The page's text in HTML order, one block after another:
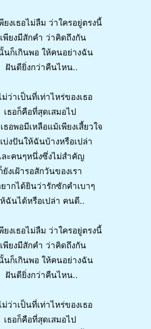
ยงเธอไม่ลืม ว่าใครอยู่ตรงนี้
พียงมีสักคำ ว่าคิดถึงกัน
นก็เกินพอ ให้คนอย่างฉัน
ฝันดียิ่งกว่าคืนไหน..
ม่ว่าเป็นที่เท่าไหร่ของเธอ
เธอก็คือที่สุดเสมอไป
ธอพอมีเหลือแม้เพียงเสี้ยวใจ
บ่งปันให้ฉันบ้างหรือเปล่า
ละคนๆหนึ่งซึ่งไม่สำคัญ
ยังเฝ้ารอสักวันของเรา
ากได้ยินว่ารักซักคำเบาๆ
ฉันได้หรือเปล่า คนดี..
ยงเธอไม่ลืม ว่าใครอยู่ตรงนี้
พียงมีสักคำ ว่าคิดถึงกัน
นก็เกินพอ ให้คนอย่างฉัน
ฝันดียิ่งกว่าคืนไหน..
ม่ว่าเป็นที่เท่าไหร่ของเธอ
เธอก็คือที่สุดเสมอไป